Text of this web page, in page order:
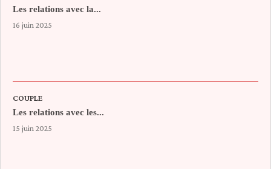
Les relations avec la...
16 juin 2025
COUPLE
Les relations avec les...
15 juin 2025